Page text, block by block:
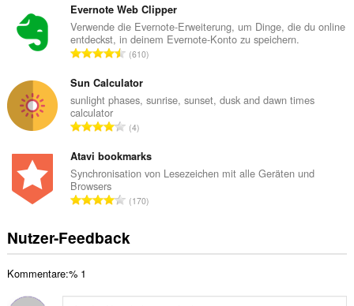
B
e
w
e
r
t
n
e
n
s
a
m
t
B
e
w
e
r
t
n
e
n
Evernote Web Clipper
Verwende die Evernote-Erweiterung, um Dinge, die du online
entdeckst, in deinem Evernote-Konto zu speichern.
G
s
a
t
B
e
w
e
t
u
610
Sun Calculator
sunlight phases, sunrise, sunset, dusk and dawn times
calculator
G
s
a
t
B
e
r
4
Atavi bookmarks
Synchronisation von Lesezeichen mit alle Geräten und
Browsers
G
s
a
e
170
Nutzer-Feedback
Kommentare:% 1